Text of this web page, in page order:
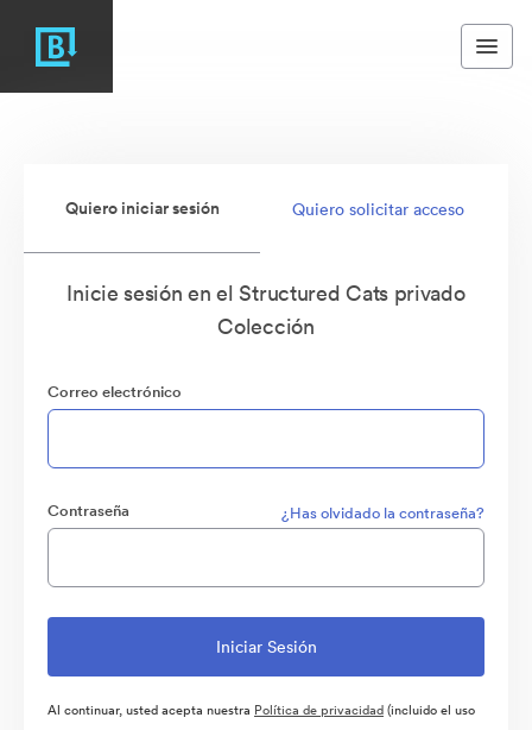
Quiero iniciar sesión Quiero solicitar acceso
Inicie sesión en el Structured Cats privado
Colección
Correo electrónico
Contraseña ¿Has olvidado la contraseña?
Al continuar, usted acepta nuestra Política de privacidad(incluido el uso